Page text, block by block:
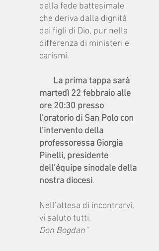
della fede battesimale
che deriva dalla dignità
dei figli di Dio, pur nella
differenza di ministeri e
carismi.
La prima tappa sarà
martedì 22 febbraio alle
ore 20:30 presso
l’oratorio di San Polo con
l’intervento della
professoressa Giorgia
Pinelli, presidente
dell’équipe sinodale della
nostra diocesi.
Nell’attesa di incontrarvi,
vi saluto tutti.
Don Bogdan"